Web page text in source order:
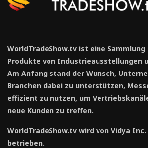
WorldTradeShow.tv ist eine
Produkte von Industrieausstellungen
Am Anfang stand der Wunsch,
Branchen dabei zu unterstützen,
effizient zu nutzen, um
neue Kunden zu treffen.
WorldTradeShow.tv wird von Vidya Inc.
betrieben.